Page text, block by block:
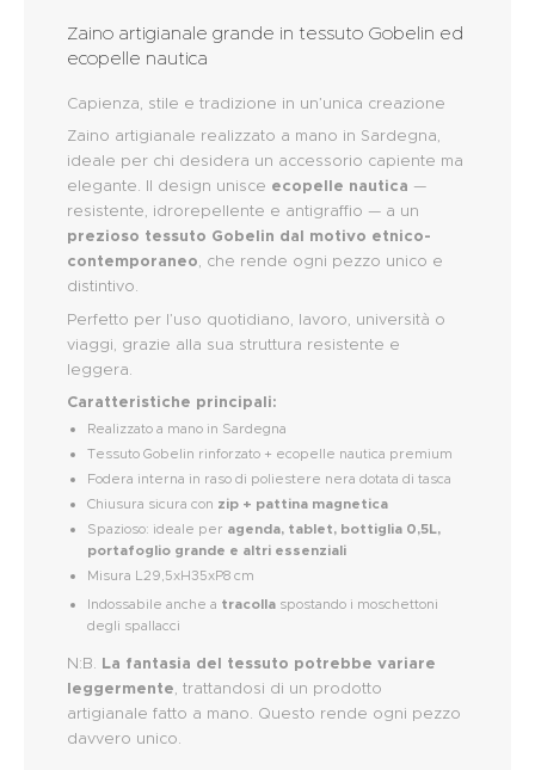
Zaino artigianale grande in tessuto Gobelin ed
ecopelle nautica
Capienza, stile e tradizione in un’unica creazione
Zaino artigianale realizzato a mano in Sardegna,
ideale per chi desidera un accessorio capiente ma
elegante. Il design unisce ecopelle nautica —
resistente, idrorepellente e antigraffio — a un
prezioso tessuto Gobelin dal motivo etnico-
contemporaneo, che rende ogni pezzo unico e
distintivo.
Perfetto per l’uso quotidiano, lavoro, università o
viaggi, grazie alla sua struttura resistente e
leggera.
Caratteristiche principali:
Realizzato a mano in Sardegna
Tessuto Gobelin rinforzato + ecopelle nautica premium
Fodera interna in raso di poliestere nera dotata di tasca
Chiusura sicura con zip + pattina magnetica
Spazioso: ideale per agenda, tablet, bottiglia 0,5L,
portafoglio grande e altri essenziali
Misura L29,5xH35xP8 cm
Indossabile anche a tracolla spostando i moschettoni
degli spallacci
N:B. La fantasia del tessuto potrebbe variare
leggermente, trattandosi di un prodotto
artigianale fatto a mano. Questo rende ogni pezzo
davvero unico.